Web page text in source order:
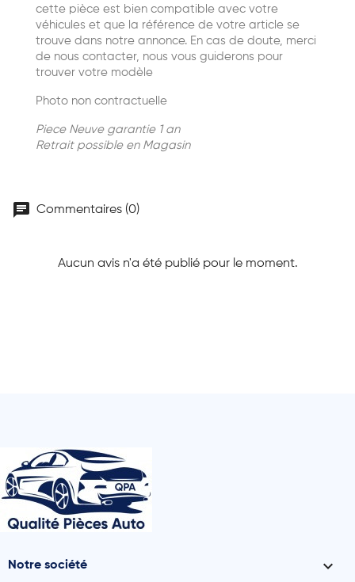
cette pièce est bien compatible avec votre
véhicules et que la référence de votre article se
trouve dans notre annonce. En cas de doute, merci
de nous contacter, nous vous guiderons pour
trouver votre modèle
Photo non contractuelle
Piece Neuve garantie 1 an
Retrait possible en Magasin
chat Commentaires (0)
Aucun avis n'a été publié pour le moment.
Notre société 